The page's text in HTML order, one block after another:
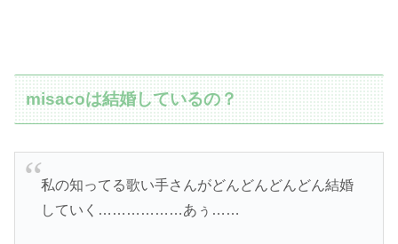
misacoは結婚しているの？
私の知ってる歌い手さんがどんどんどんどん結婚
していく………………あぅ……